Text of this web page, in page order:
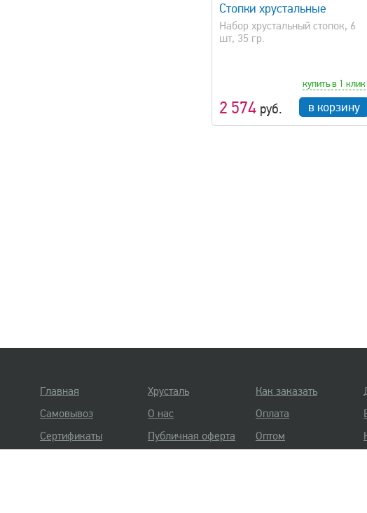
Стопки хрустальные
Набор хрустальный стопок, 6
шт, 35 гр.
2 574 руб.
купить в 1 клик
в корзину
Главная Хрусталь Как заказать
Самовывоз
О нас Оплата
Сертификаты
Публичная оферта Оптом